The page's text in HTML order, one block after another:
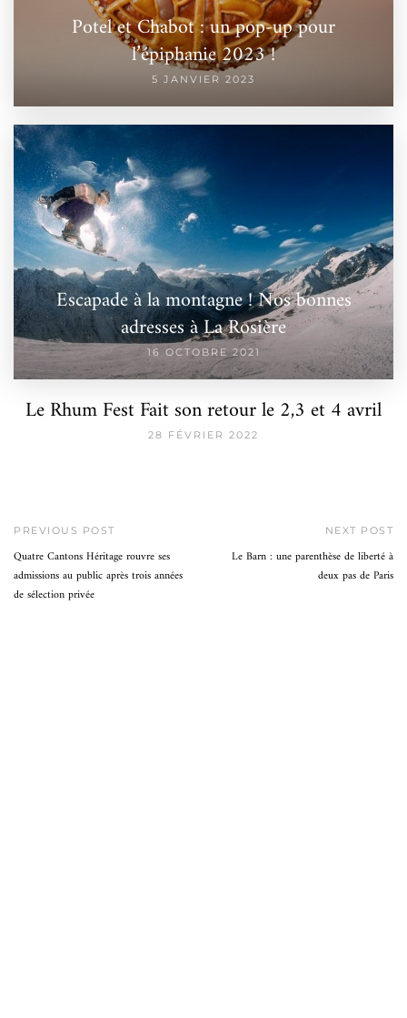
Potel et Chabot : un pop-up pour
l’épiphanie 2023 !
5 JANVIER 2023
Escapade à la montagne ! Nos bonnes
adresses à La Rosière
16 OCTOBRE 2021
Le Rhum Fest Fait son retour le 2,3 et 4 avril
28 FÉVRIER 2022
PREVIOUS POST
Quatre Cantons Héritage rouvre ses
admissions au public après trois années
de sélection privée
NEXT POST
Le Barn : une parenthèse de liberté à
deux pas de Paris